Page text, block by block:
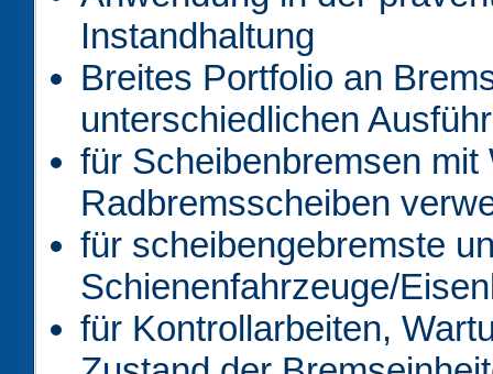
Instandhaltung
Breites Portfolio an
unterschiedlichen
für Scheibenbremsen
Radbremsscheiben
für scheibengebremste
Schienenfahrzeuge/
für Kontrollarbeiten,